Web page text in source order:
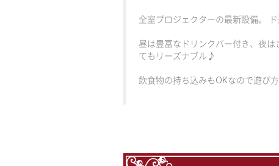
全室プロジェクターの最新設備。
昼は豊富なドリンクバー付き、夜
てもリーズナブル♪
飲食物の持ち込みもOKなので遊び